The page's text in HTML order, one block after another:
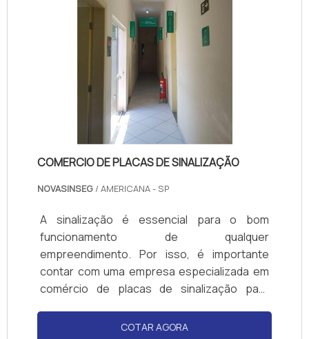
COMERCIO DE PLACAS DE SINALIZAÇÃO
NOVASINSEG / AMERICANA - SP
A sinalização é essencial para o bom
funcionamento de qualquer
empreendimento. Por isso, é importante
contar com uma empresa especializada em
comércio de placas de sinalização para
local. A nossa empresa oferece placas de
COTAR AGORA